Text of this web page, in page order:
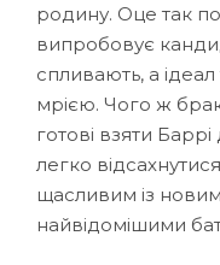
родину. Оце так
випробовує
спливають, а
мрією. Чого ж
готові взяти
легко
щасливим із
найвідомішими